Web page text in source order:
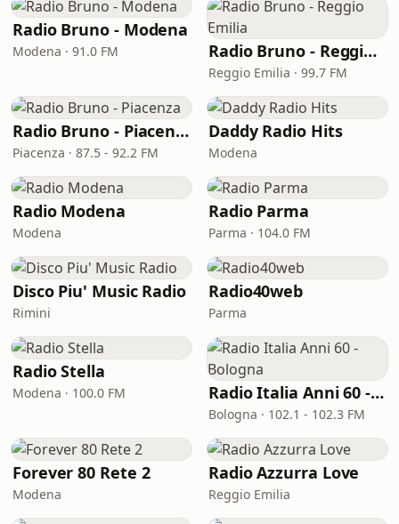
Radio Bruno - Modena
Modena · 91.0 FM Radio Bruno - Reggio Emilia
Reggio Emilia · 99.7 FM
Radio Bruno - Piacenza
Piacenza · 87.5 - 92.2 FM
Daddy Radio Hits
Modena
Radio Modena
Modena
Radio Parma
Parma · 104.0 FM
Disco Piu' Music Radio
Rimini
Radio40web
Parma
Radio Stella
Modena · 100.0 FM Radio Italia Anni 60 - Bologna
Bologna · 102.1 - 102.3 FM
Forever 80 Rete 2
Modena
Radio Azzurra Love
Reggio Emilia